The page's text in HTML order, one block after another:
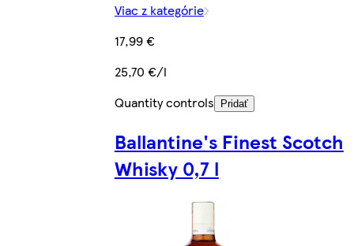
Viac z kategórie
17,99 €
25,70 €/l
Quantity controls
Pridať
Ballantine's Finest Scotch
Whisky 0,7 l